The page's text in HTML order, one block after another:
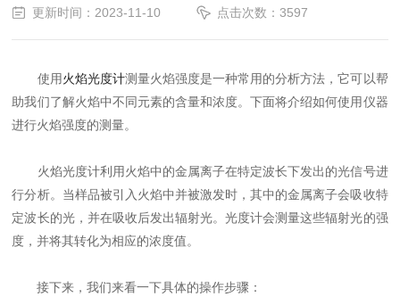
更新时间：2023-11-10 点击次数：3597
使用火焰光度计测量火焰强度是一种常用的分析方法，它可以帮
助我们了解火焰中不同元素的含量和浓度。下面将介绍如何使用仪器
进行火焰强度的测量。
火焰光度计利用火焰中的金属离子在特定波长下发出的光信号进
行分析。当样品被引入火焰中并被激发时，其中的金属离子会吸收特
定波长的光，并在吸收后发出辐射光。光度计会测量这些辐射光的强
度，并将其转化为相应的浓度值。
接下来，我们来看一下具体的操作步骤：